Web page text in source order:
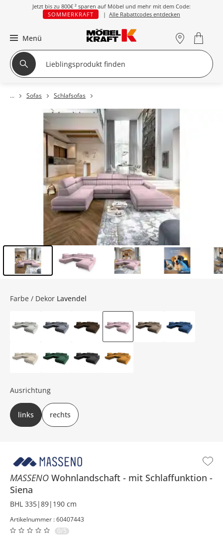
Jetzt bis zu 800€ ² sparen auf Möbel und mehr mit dem Code:
SOMMERKRAFT
| Alle Rabattcodes entdecken
Menü
Sofas Schlafsofas
MASSENO Wohnlandschaft
mit Schlaffunktion
Siena
BHL 335|89|190 cm
Artikelnummer : 60407443
0/5
Farbe / Dekor Lavendel
Ausrichtung
links rechts